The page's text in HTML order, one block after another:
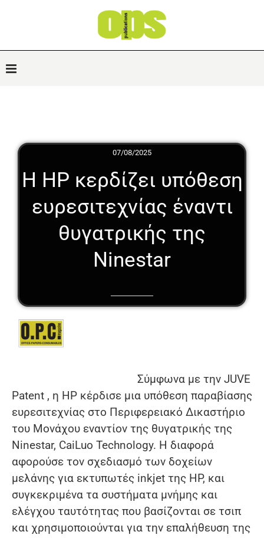
07/08/2025
Η HP κερδίζει υπόθεση
ευρεσιτεχνίας έναντι
θυγατρικής της
Ninestar
Σύμφωνα με την JUVE
Patent , η HP κέρδισε μια υπόθεση παραβίασης
ευρεσιτεχνίας στο Περιφερειακό Δικαστήριο
του Μονάχου εναντίον της θυγατρικής της
Ninestar, CaiLuo Technology. Η διαφορά
αφορούσε τον σχεδιασμό των δοχείων
μελάνης για εκτυπωτές inkjet της HP, και
συγκεκριμένα τα συστήματα μνήμης και
ελέγχου ταυτότητας που βασίζονται σε τσιπ
και χρησιμοποιούνται για την επαλήθευση της